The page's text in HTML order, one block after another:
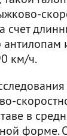
счет
км/ч.
в
форме.